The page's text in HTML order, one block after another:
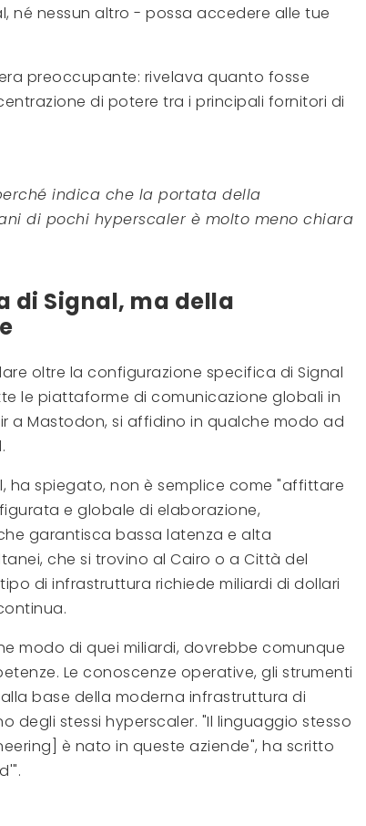
né nessun altro - possa accedere alle tue
preoccupante: rivelava quanto fosse
di potere tra i principali fornitori di
indica che la portata della
di pochi hyperscaler è molto meno chiara
di Signal, ma della
oltre la configurazione specifica di Signal
le piattaforme di comunicazione globali in
a Mastodon, si affidino in qualche modo ad
ha spiegato, non è semplice come "affittare
e globale di elaborazione,
garantisca bassa latenza e alta
che si trovino al Cairo o a Città del
di infrastruttura richiede miliardi di dollari
modo di quei miliardi, dovrebbe comunque
Le conoscenze operative, gli strumenti
base della moderna infrastruttura di
degli stessi hyperscaler. "Il linguaggio stesso
è nato in queste aziende", ha scritto